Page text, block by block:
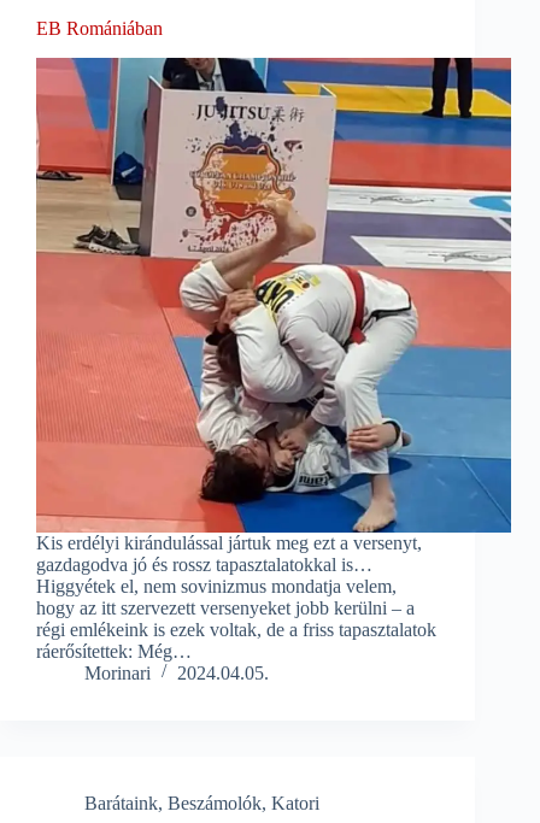
EB Romániában
Kis erdélyi kirándulással jártuk meg ezt a versenyt,
gazdagodva jó és rossz tapasztalatokkal is…
Higgyétek el, nem sovinizmus mondatja velem,
hogy az itt szervezett versenyeket jobb kerülni – a
régi emlékeink is ezek voltak, de a friss tapasztalatok
ráerősítettek: Még…
Morinari
2024.04.05.
Barátaink, Beszámolók, Katori